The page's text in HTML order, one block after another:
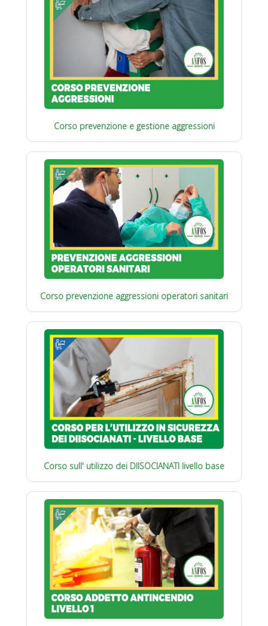
Corso prevenzione e gestione aggressioni
Corso prevenzione aggressioni operatori sanitari
Corso sull' utilizzo dei DIISOCIANATI livello base